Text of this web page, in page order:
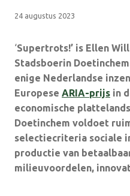
24 augustus 2023
‘Supertrots!’ is Ellen
Stadsboerin
enige Nederlandse
Europese ARIA-prijs in
economische
Doetinchem voldoet
selectiecriteria sociale
productie van
milieuvoordelen,